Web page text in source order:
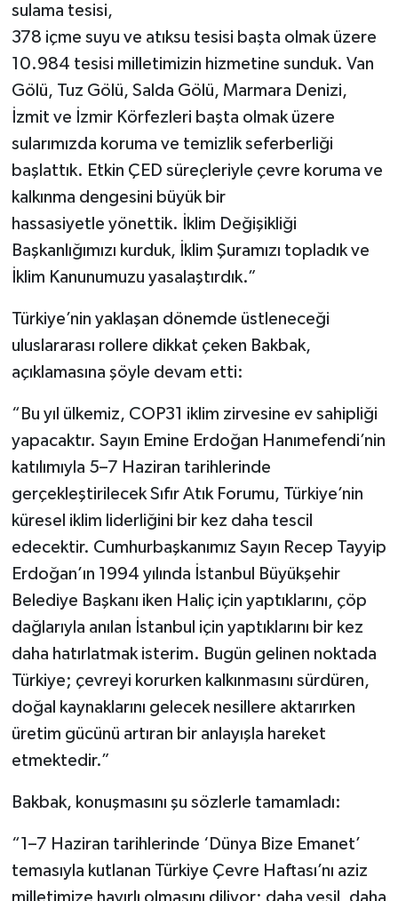
sulama tesisi,
378 içme suyu ve atıksu tesisi başta olmak üzere
10.984 tesisi milletimizin hizmetine sunduk. Van
Gölü, Tuz Gölü, Salda Gölü, Marmara Denizi,
İzmit ve İzmir Körfezleri başta olmak üzere
sularımızda koruma ve temizlik seferberliği
başlattık. Etkin ÇED süreçleriyle çevre koruma ve
kalkınma dengesini büyük bir
hassasiyetle yönettik. İklim Değişikliği
Başkanlığımızı kurduk, İklim Şuramızı topladık ve
İklim Kanunumuzu yasalaştırdık.”
Türkiye’nin yaklaşan dönemde üstleneceği
uluslararası rollere dikkat çeken Bakbak,
açıklamasına şöyle devam etti:
“Bu yıl ülkemiz, COP31 iklim zirvesine ev sahipliği
yapacaktır. Sayın Emine Erdoğan Hanımefendi’nin
katılımıyla 5–7 Haziran tarihlerinde
gerçekleştirilecek Sıfır Atık Forumu, Türkiye’nin
küresel iklim liderliğini bir kez daha tescil
edecektir. Cumhurbaşkanımız Sayın Recep Tayyip
Erdoğan’ın 1994 yılında İstanbul Büyükşehir
Belediye Başkanı iken Haliç için yaptıklarını, çöp
dağlarıyla anılan İstanbul için yaptıklarını bir kez
daha hatırlatmak isterim. Bugün gelinen noktada
Türkiye; çevreyi korurken kalkınmasını sürdüren,
doğal kaynaklarını gelecek nesillere aktarırken
üretim gücünü artıran bir anlayışla hareket
etmektedir.”
Bakbak, konuşmasını şu sözlerle tamamladı:
“1–7 Haziran tarihlerinde ‘Dünya Bize Emanet’
temasıyla kutlanan Türkiye Çevre Haftası’nı aziz
milletimize hayırlı olmasını diliyor; daha yeşil, daha